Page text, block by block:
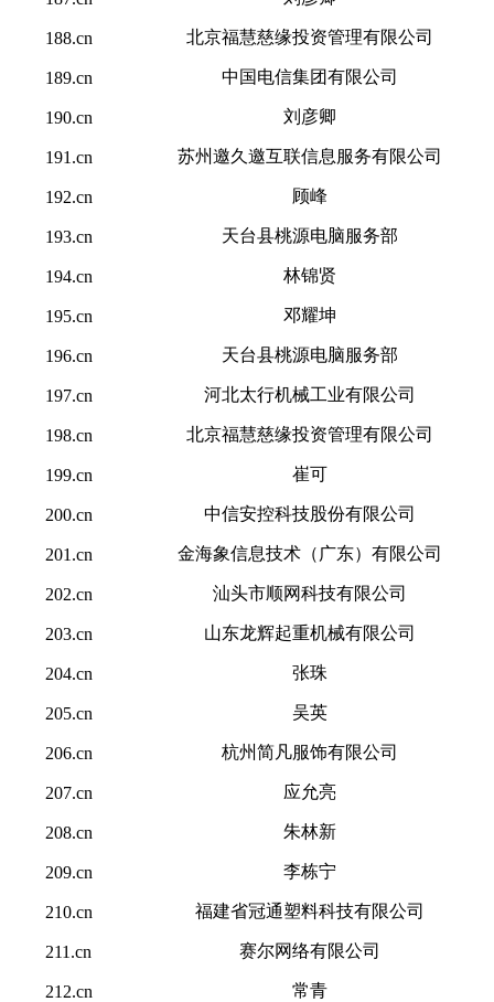
188.cn 北京福慧慈缘投资管理有限公司
189.cn 中国电信集团有限公司
190.cn 刘彦卿
191.cn 苏州邀久邀互联信息服务有限公司
192.cn 顾峰
193.cn 天台县桃源电脑服务部
194.cn 林锦贤
195.cn 邓耀坤
196.cn 天台县桃源电脑服务部
197.cn 河北太行机械工业有限公司
198.cn 北京福慧慈缘投资管理有限公司
199.cn 崔可
200.cn 中信安控科技股份有限公司
201.cn 金海象信息技术（广东）有限公司
202.cn 汕头市顺网科技有限公司
203.cn 山东龙辉起重机械有限公司
204.cn 张珠
205.cn 吴英
206.cn 杭州简凡服饰有限公司
207.cn 应允亮
208.cn 朱林新
209.cn 李栋宁
210.cn 福建省冠通塑料科技有限公司
211.cn 赛尔网络有限公司
212.cn 常青